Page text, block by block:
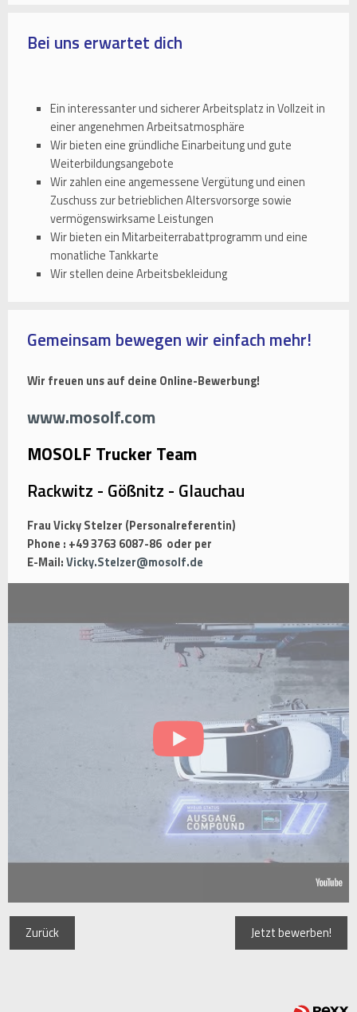
Bei uns erwartet dich
Ein interessanter und sicherer Arbeitsplatz in Vollzeit in
einer angenehmen Arbeitsatmosphäre
Wir bieten eine gründliche Einarbeitung und gute
Weiterbildungsangebote
Wir zahlen eine angemessene Vergütung und einen
Zuschuss zur betrieblichen Altersvorsorge sowie
vermögenswirksame Leistungen
Wir bieten ein Mitarbeiterrabattprogramm und eine
monatliche Tankkarte
Wir stellen deine Arbeitsbekleidung
Gemeinsam bewegen wir einfach mehr!
Wir freuen uns auf deine Online-Bewerbung!
www.mosolf.com
MOSOLF Trucker Team
Rackwitz - Gößnitz - Glauchau
Frau Vicky Stelzer (Personalreferentin)
Phone : +49 3763 6087-86 oder per
E-Mail:Vicky.Stelzer@mosolf.de
Zurück Jetzt bewerben!